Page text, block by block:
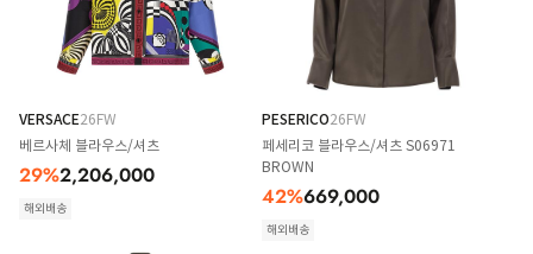
VERSACE26FW
베르사체 블라우스/셔츠
29%2,206,000
해외배송
PESERICO26FW
페세리코 블라우스/셔츠 S06971
BROWN
42%669,000
해외배송